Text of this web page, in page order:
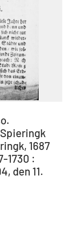
1687
1730 :
den 11.